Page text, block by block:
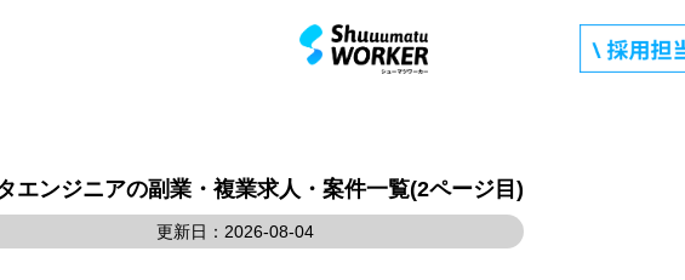
エンジニアの副業・複業求人・案件一覧(2ページ目)
更新日：2026-08-04